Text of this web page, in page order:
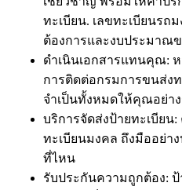
ทะเบียน. เลขทะเบียนรถ
ต้องการและงบประมาณ
ดำเนินเอกสารแทนคุณ:
การติดต่อกรมการขนส่งท
จำเป็นทั้งหมดให้คุณอย่าง
บริการจัดส่งป้ายทะเบียน
ทะเบียนมงคล ถึงมืออย่า
ที่ไหน
รับประกันความถูกต้อง: